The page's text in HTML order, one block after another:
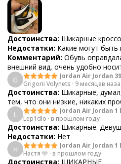
Достоинства: Шикарные
Недостатки: Какие могут быть
Комментарий: Обувь
внешний вид, очень удобно
G
Jordan Air Jordan
Grigorii Volynets · 9 месяцев
Достоинства: Шикарные,
тем, что они низкие, никаких
L
Jordan Air Jordan
Phantom" GS
Lep1dlo · в прошлом году
Достоинства: Шикарные.
Недостатки: Нет
Н
Jordan Air Jordan
Настя 🩵 · в прошлом году
Достоинства: ШИКАРНЫЕ